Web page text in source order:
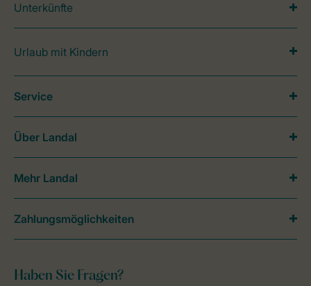
Unterkünfte
Urlaub mit Kindern
Haben Sie Fragen?
Service
Über Landal
Mehr Landal
Zahlungsmöglichkeiten